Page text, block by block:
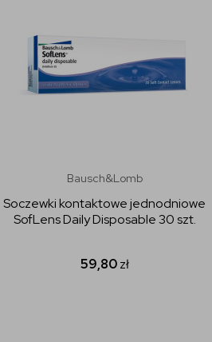
Bausch&Lomb
Soczewki kontaktowe jednodniowe
SofLens Daily Disposable 30 szt.
59,80zł